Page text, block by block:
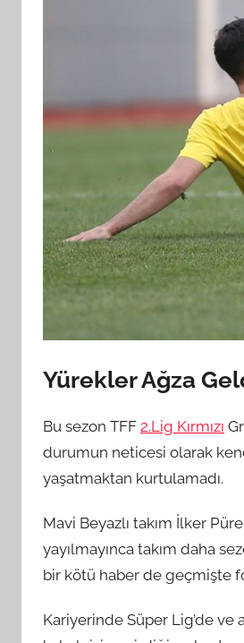
Yürekler Ağza
Bu sezon TFF 2.Lig Kırmızı
durumun neticesi olarak
yaşatmaktan kurtulamadı.
Mavi Beyazlı takım İlker
yayılmayınca takım daha
bir kötü haber de geçmişte
Kariyerinde Süper Lig’de ve